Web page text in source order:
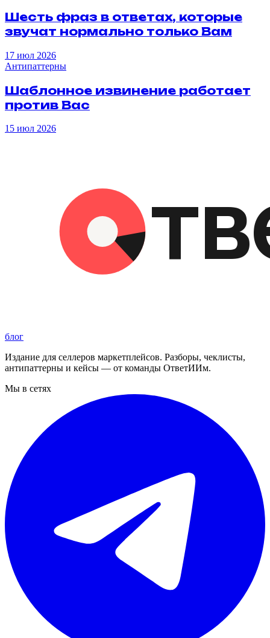
Шесть фраз в ответах, которые
звучат нормально только Вам
17 июл 2026
Антипаттерны
Шаблонное извинение работает
против Вас
15 июл 2026
блог
Издание для селлеров маркетплейсов. Разборы, чеклисты,
антипаттерны и кейсы — от команды ОтветИИм.
Мы в сетях